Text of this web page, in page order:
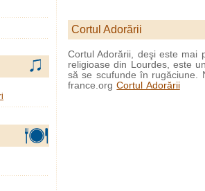
Cortul Adorării
Cortul Adorării, deşi este mai
religioase din Lourdes, este
să se scufunde în rugăciune.
france.orgCortul Adorării